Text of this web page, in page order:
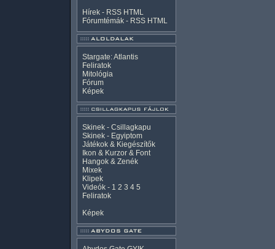
Hírek - RSS HTML
Fórumtémák - RSS HTML
Stargate: Atlantis
Feliratok
Mitológia
Fórum
Képek
Skinek - Csillagkapu
Skinek - Egyiptom
Játékok & Kiegészítők
Ikon & Kurzor & Font
Hangok & Zenék
Mixek
Klipek
Videók- 1 2 3 4 5
Feliratok
Képek